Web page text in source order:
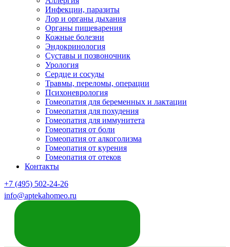
Инфекции, паразиты
Лор и органы дыхания
Органы пищеварения
Кожные болезни
Эндокринология
Суставы и позвоночник
Урология
Сердце и сосуды
Травмы, переломы, операции
Психоневрология
Гомеопатия для беременных и лактации
Гомеопатия для похудения
Гомеопатия для иммунитета
Гомеопатия от боли
Гомеопатия от алкоголизма
Гомеопатия от курения
Гомеопатия от отеков
Контакты
+7 (495) 502-24-26
info@aptekahomeo.ru